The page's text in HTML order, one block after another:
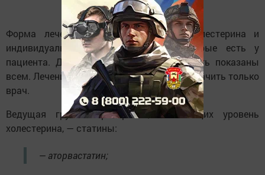
Форма лечения зависит от уровня холестерина и
индивидуальных факторов риска, которые есть у
пациента. Диета и физическая активность показаны
всем. Лечение медикаментами может назначить только
врач.
Ведущая группа препаратов, снижающих уровень
холестерина, — статины:
— аторвастатин;